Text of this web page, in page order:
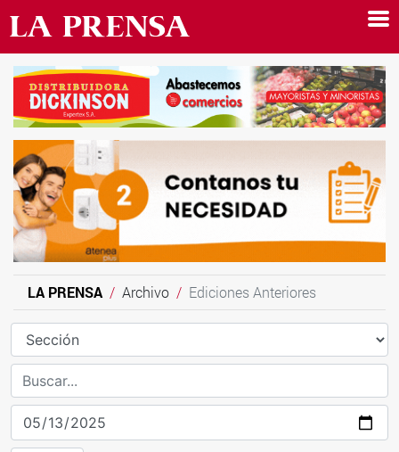
LA PRENSA Archivo Ediciones Anteriores